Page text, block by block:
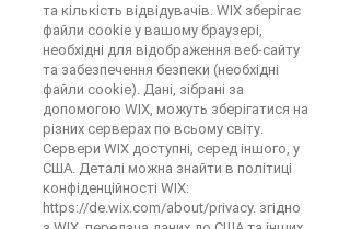
та кількість відвідувачів. WIX зберігає
файли cookie у вашому браузері,
необхідні для відображення веб-сайту
та забезпечення безпеки (необхідні
файли cookie). Дані, зібрані за
допомогою WIX, можуть зберігатися на
різних серверах по всьому світу.
Сервери WIX доступні, серед іншого, у
США. Деталі можна знайти в політиці
конфіденційності WIX:
https://de.wix.com/about/privacy. згідно